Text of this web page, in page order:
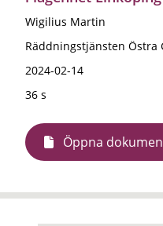
Wigilius Martin
Räddningstjänsten Östra
2024-02-14
36 s
Öppna